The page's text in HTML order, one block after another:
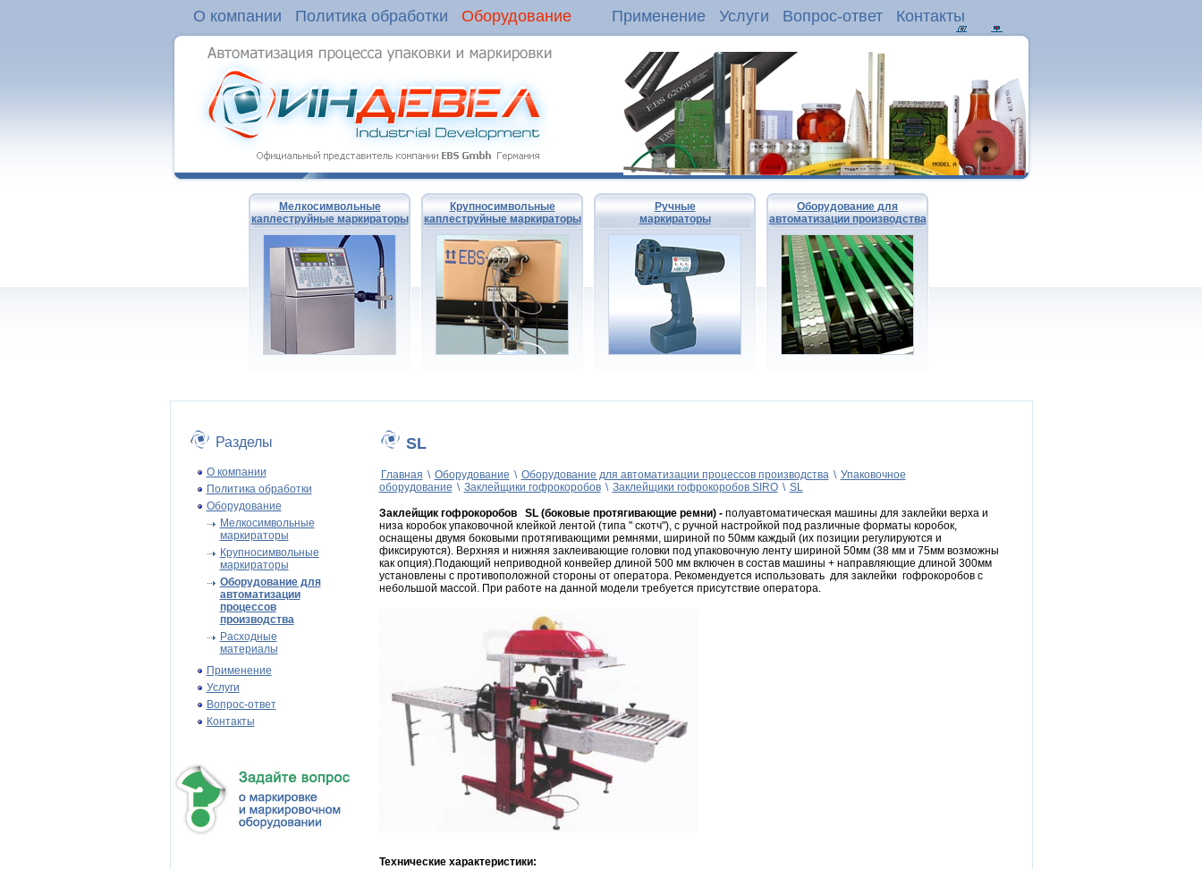
О компании Политика обработки Оборудование Применение Услуги Вопрос-ответ Контакты
Мелкосимвольные
каплеструйные маркираторы
Крупносимвольные
каплеструйные маркираторы
Ручные
маркираторы
Оборудование для
автоматизации производства
Разделы
О компании
Политика обработки
Оборудование
Мелкосимвольные
маркираторы
Крупносимвольные
маркираторы
Оборудование для
автоматизации
процессов
производства
Расходные
материалы
Применение
Услуги
Вопрос-ответ
Контакты
SL
Главная \ Оборудование \ Оборудование для автоматизации процессов производства \ Упаковочное
оборудование \ Заклейщики гофрокоробов \ Заклейщики гофрокоробов SIRO \ SL
Заклейщик гофрокоробов SL (боковые протягивающие ремни) - полуавтоматическая машины для заклейки верха и
низа коробок упаковочной клейкой лентой (типа " скотч"), с ручной настройкой под различные форматы коробок,
оснащены двумя боковыми протягивающими ремнями, шириной по 50мм каждый (их позиции регулируются и
фиксируются). Верхняя и нижняя заклеивающие головки под упаковочную ленту шириной 50мм (38 мм и 75мм возможны
как опция).Подающий неприводной конвейер длиной 500 мм включен в состав машины + направляющие длиной 300мм
установлены с противоположной стороны от оператора. Рекомендуется использовать для заклейки гофрокоробов с
небольшой массой. При работе на данной модели требуется присутствие оператора.
Технические характеристики: